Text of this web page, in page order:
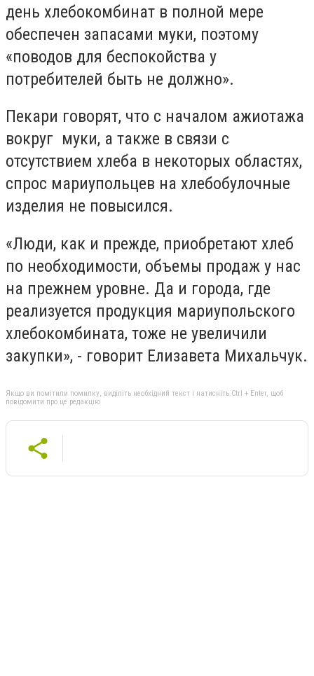
день хлебокомбинат в полной мере
обеспечен запасами муки, поэтому
«поводов для беспокойства у
потребителей быть не должно».
Пекари говорят, что с началом ажиотажа
вокруг муки, а также в связи с
отсутствием хлеба в некоторых областях,
спрос мариупольцев на хлебобулочные
изделия не повысился.
«Люди, как и прежде, приобретают хлеб
по необходимости, объемы продаж у нас
на прежнем уровне. Да и города, где
реализуется продукция мариупольского
хлебокомбината, тоже не увеличили
закупки», - говорит Елизавета Михальчук.
Якщо ви помітили помилку, виділіть необхідний текст і натисніть Ctrl + Enter, щоб
повідомити про це редакцію